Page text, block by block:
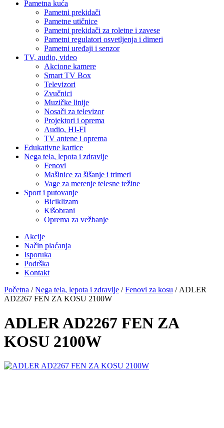
Pametna kuća
Pametni prekidači
Pametne utičnice
Pametni prekidači za roletne i zavese
Pametni regulatori osvetljenja i dimeri
Pametni uređaji i senzor
TV, audio, video
Akcione kamere
Smart TV Box
Televizori
Zvučnici
Muzičke linije
Nosači za televizor
Projektori i oprema
Audio, HI-FI
TV antene i oprema
Edukativne kartice
Nega tela, lepota i zdravlje
Fenovi
Mašinice za šišanje i trimeri
Vage za merenje telesne težine
Sport i putovanje
Biciklizam
Kišobrani
Oprema za vežbanje
Akcije
Način plaćanja
Isporuka
Podrška
Kontakt
Početna /Nega tela, lepota i zdravlje /Fenovi za kosu / ADLER
AD2267 FEN ZA KOSU 2100W
ADLER AD2267 FEN ZA
KOSU 2100W